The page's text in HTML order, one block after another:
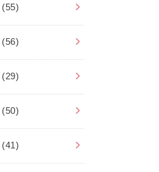
(55)
(56)
(29)
(50)
(41)